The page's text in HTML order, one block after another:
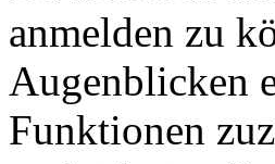
anmelden zu
Augenblicken
Funktionen